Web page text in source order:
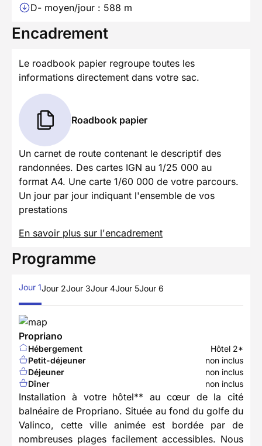
D- moyen/jour : 588 m
Encadrement
Le roadbook papier regroupe toutes les
informations directement dans votre sac.
Roadbook papier
Un carnet de route contenant le descriptif des
randonnées. Des cartes IGN au 1/25 000 au
format A4. Une carte 1/60 000 de votre parcours.
Un jour par jour indiquant l'ensemble de vos
prestations
En savoir plus sur l'encadrement
Programme
Jour 1Jour 2Jour 3Jour 4Jour 5Jour 6
Propriano
Hébergement
Hôtel 2*
Petit-déjeuner
non inclus
Déjeuner
non inclus
Dîner
non inclus
Installation à votre hôtel** au cœur de la cité
balnéaire de Propriano. Située au fond du golfe du
Valinco, cette ville animée est bordée par de
nombreuses plages facilement accessibles. Nous